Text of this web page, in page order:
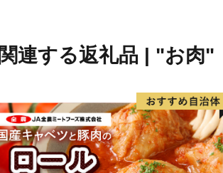
関連する返礼品 | "お肉"